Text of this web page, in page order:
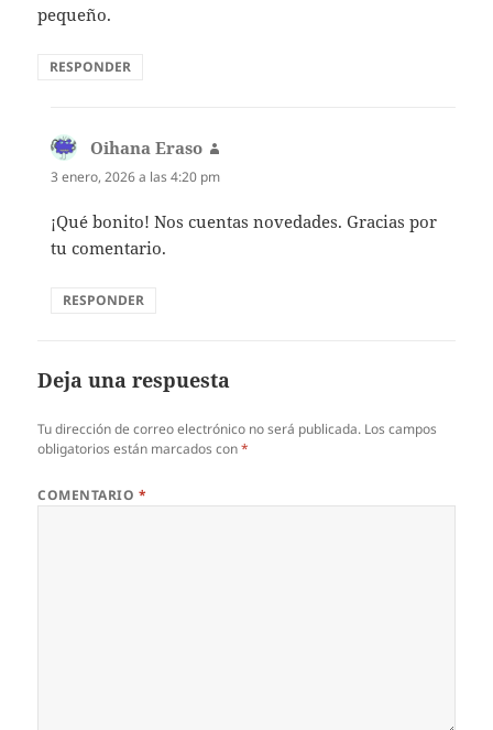
pequeño.
RESPONDER
Oihana Eraso
3 enero, 2026 a las 4:20 pm
¡Qué bonito! Nos cuentas novedades. Gracias por
tu comentario.
RESPONDER
Deja una respuesta
Tu dirección de correo electrónico no será publicada. Los campos
obligatorios están marcados con*
COMENTARIO *